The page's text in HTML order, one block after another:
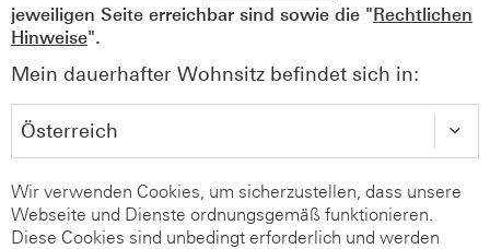
jeweiligen Seite erreichbar sind sowie die "Rechtlichen
Hinweise".
Mein dauerhafter Wohnsitz befindet sich in:
Wir verwenden Cookies, um sicherzustellen, dass unsere
Webseite und Dienste ordnungsgemäß funktionieren.
Diese Cookies sind unbedingt erforderlich und werden